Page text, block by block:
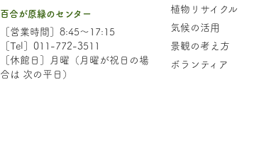
百合が原緑のセンター
［営業時間］8:45～17:15
［Tel］011-772-3511
［休館日］月曜（月曜が祝日の場
合は 次の平日）
植物リサイクル
気候の活用
景観の考え方
ボランティア